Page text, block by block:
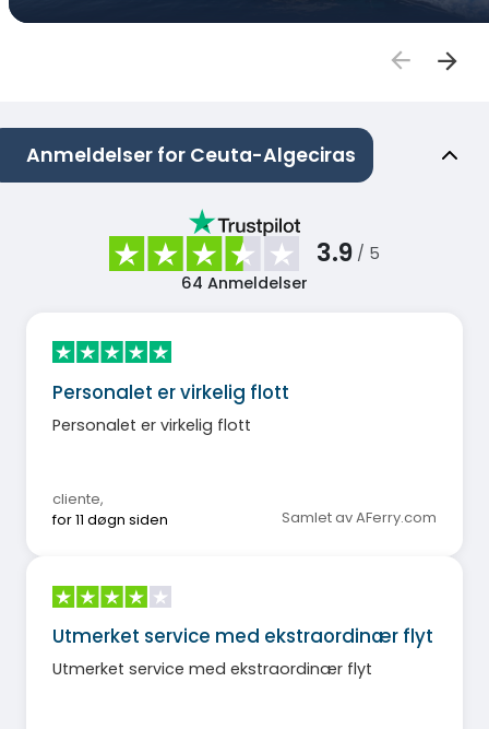
Anmeldelser for Ceuta-Algeciras
3.9 / 5
64 Anmeldelser
Personalet er virkelig flott
Personalet er virkelig flott
cliente,
for 11 døgn siden
Samlet av AFerry.com
Utmerket service med ekstraordinær flyt
Utmerket service med ekstraordinær flyt